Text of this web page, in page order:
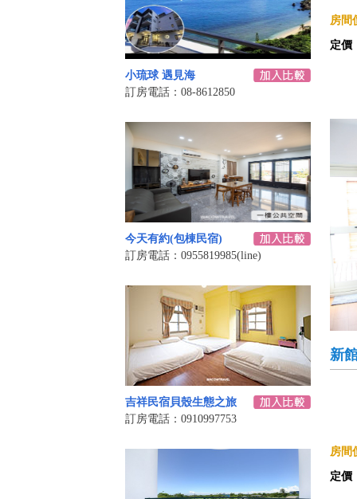
小琉球 遇見海
訂房電話：08-8612850
今天有約(包棟民宿)
訂房電話：0955819985(line)
吉祥民宿貝殼生態之旅
訂房電話：0910997753
房間
定價
新
房間
定價